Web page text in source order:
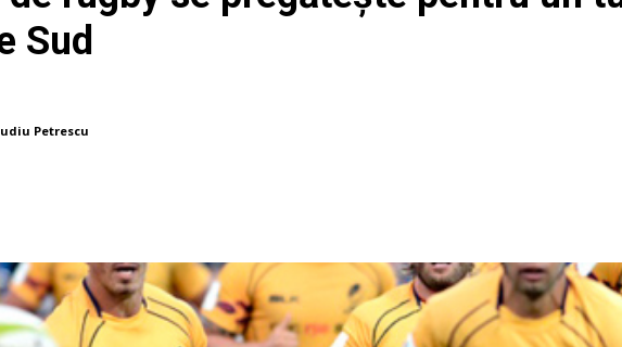
Sud
Petrescu